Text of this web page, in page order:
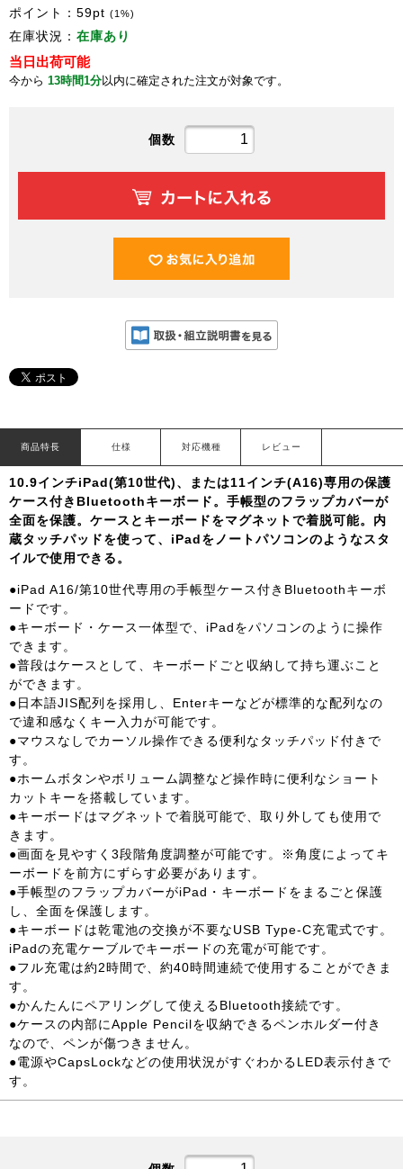
ポイント： 59pt (1%)
在庫状況： 在庫あり
当日出荷可能
今から 13時間1分以内に確定された注文が対象です。
個数
商品特長 仕様 対応機種 レビュー
10.9インチiPad(第10世代)、または11インチ(A16)専用の保護
ケース付きBluetoothキーボード。手帳型のフラップカバーが
全面を保護。ケースとキーボードをマグネットで着脱可能。内
蔵タッチパッドを使って、iPadをノートパソコンのようなスタ
イルで使用できる。
●iPad A16/第10世代専用の手帳型ケース付きBluetoothキーボ
ードです。
●キーボード・ケース一体型で、iPadをパソコンのように操作
できます。
●普段はケースとして、キーボードごと収納して持ち運ぶこと
ができます。
●日本語JIS配列を採用し、Enterキーなどが標準的な配列なの
で違和感なくキー入力が可能です。
●マウスなしでカーソル操作できる便利なタッチパッド付きで
す。
●ホームボタンやボリューム調整など操作時に便利なショート
カットキーを搭載しています。
●キーボードはマグネットで着脱可能で、取り外しても使用で
きます。
●画面を見やすく3段階角度調整が可能です。※角度によってキ
ーボードを前方にずらす必要があります。
●手帳型のフラップカバーがiPad・キーボードをまるごと保護
し、全面を保護します。
●キーボードは乾電池の交換が不要なUSB Type-C充電式です。
iPadの充電ケーブルでキーボードの充電が可能です。
●フル充電は約2時間で、約40時間連続で使用することができま
す。
●かんたんにペアリングして使えるBluetooth接続です。
●ケースの内部にApple Pencilを収納できるペンホルダー付き
なので、ペンが傷つきません。
●電源やCapsLockなどの使用状況がすぐわかるLED表示付きで
す。